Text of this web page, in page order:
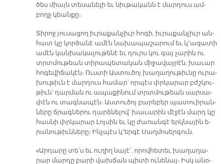
ծես միայն տե­սա­նե­լի եւ նիւ­թա­կանն է մար­դուս ամ­
բողջ կեան­քը։
Տի­րոջ յու­սա­ցող իւ­րա­քան­չիւր հո­գի, իւ­րա­քան­չիւր ան­
հատ կը կոր­ծա­նէ ա­մէն նա­խա­պա­շա­րում եւ կ՚ա­զա­տի
ա­մէն կան­խա­կա­լու­թե­նէ եւ դուրս կու գայ չա­րին ու
տրտմու­թեան տի­րա­պե­տա­կան մի­ջա­վայ­րէն, խա­ւար
հո­գե­վի­ճա­կէն։ Ուս­տի Աս­տու­ծոյ խա­ղա­ղու­թիւ­նը ու­րա­
խու­թիւն է մար­դուս հա­մար՝ որ­պէս փրկա­րար բժշկու­
թիւն՝ դար­ման ու ա­պա­քի­նում տրտմու­թեան սար­սա­
փէն ու տագ­նա­պէն։ Աս­տու­ծոյ բա­րե­բեր պա­տուի­րան­
նե­րը ճրագ­նե­րու դարձ­նե­լով՝ խա­ւա­րին մէ­ջէն մարդ կը
հաս­նի փրկա­րար Լոյ­սին եւ կը ժա­ռան­գէ երկ­նա­յին ե­
րա­նու­թիւն­նե­րը։ Ինչ­պէս կ՚եր­գէ Սաղ­մո­սեր­գուն.
«Ար­դա­րը տե՛ս եւ ու­ղիղ նա­յէ՛. ո­րով­հե­տեւ խա­ղա­ղա­
րար մար­դը բա­րի վախ­ճան պի­տի ու­նե­նայ։ Իսկ ա­նօ­